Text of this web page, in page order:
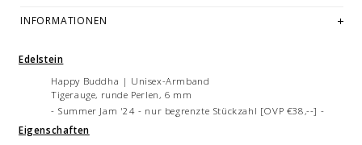
INFORMATIONEN
Edelstein
Happy Buddha | Unisex-Armband
Tigerauge, runde Perlen, 6 mm
- Summer Jam '24 - nur begrenzte Stückzahl [OVP €38,--] -
Eigenschaften